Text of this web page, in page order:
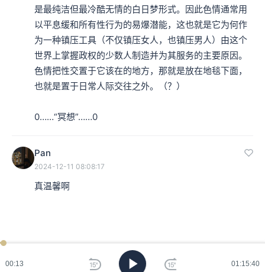
00:13 01:15:40
是最纯洁但最冷酷无情的白日梦形式。因此色情通常用
以平息缓和所有性行为的易爆潜能，这也就是它为何作
为一种镇压工具（不仅镇压女人，也镇压男人）由这个
世界上掌握政权的少数人制造并为其服务的主要原因。
色情把性交置于它该在的地方，那就是放在地毯下面，
也就是置于日常人际交往之外。（？）
0……“冥想”……0
Pan
2024-12-11 08:08:17
真温馨啊